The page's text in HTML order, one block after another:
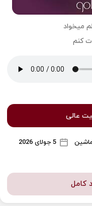
میخواد
کنم
عالی
5 جولای 2026
کامل